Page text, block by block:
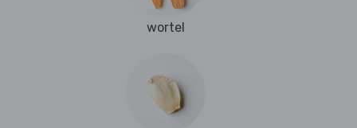
wortel